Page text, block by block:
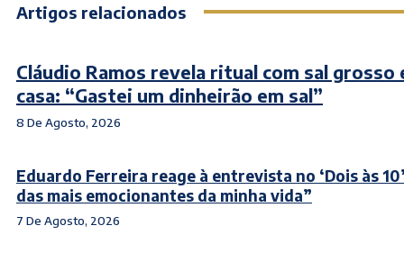
Artigos relacionados
Cláudio Ramos revela ritual com sal grosso
casa: “Gastei um dinheirão em sal”
8 De Agosto, 2026
Eduardo Ferreira reage à entrevista no ‘Dois às
das mais emocionantes da minha vida”
7 De Agosto, 2026